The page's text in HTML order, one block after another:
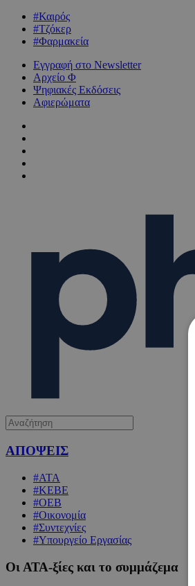
#Καιρός
#Τζόκερ
#Φαρμακεία
Εγγραφή στο Newsletter
Αρχείο Φ
Ψηφιακές Εκδόσεις
Αφιερώματα
ΑΠΟΨΕΙΣ
#ΑΤΑ
#ΚΕΒΕ
#ΟΕΒ
#Οικονομία
#Συντεχνίες
#Υπουργείο Εργασίας
Οι ΑΤΑ-ξίες και το συμμάζεμα